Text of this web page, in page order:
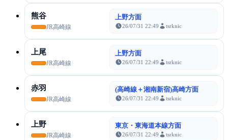
熊谷
JR高崎線
上野方面
26/07/31 22:49 tsrknic
上尾
JR高崎線
上野方面
26/07/31 22:49 tsrknic
赤羽
JR高崎線
(高崎線＋湘南新宿)高崎方面
26/07/31 22:49 tsrknic
上野
JR高崎線
東京・東海道本線方面
26/07/31 22:49 tsrknic